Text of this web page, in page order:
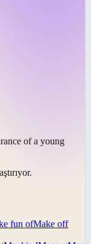
of a young
fun ofMake off